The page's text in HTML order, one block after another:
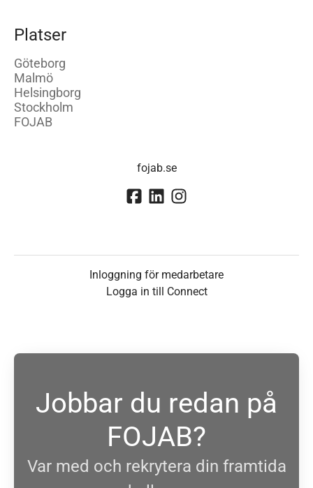
Platser
Göteborg
Malmö
Helsingborg
Stockholm
FOJAB
fojab.se
Inloggning för medarbetare
Logga in till Connect
Jobbar du redan på
FOJAB?
Var med och rekrytera din framtida